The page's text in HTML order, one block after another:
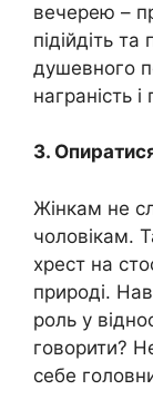
вечерею –
підійдіть
душевного
награність
3.
Жінкам не
чоловікам.
хрест на
природі.
роль у
говорити?
себе